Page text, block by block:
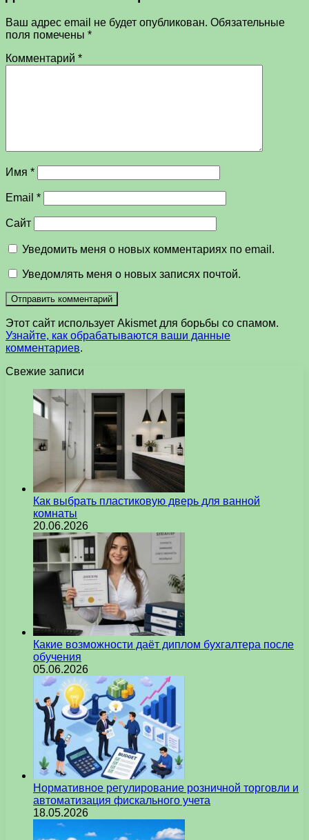
Ваш адрес email не будет опубликован. Обязательные
поля помечены *
Комментарий *
Имя *
Email *
Сайт
Уведомить меня о новых комментариях по email.
Уведомлять меня о новых записях почтой.
Этот сайт использует Akismet для борьбы со спамом.
Узнайте, как обрабатываются ваши данные
комментариев.
Свежие записи
Как выбрать пластиковую дверь для ванной
комнаты
20.06.2026
Какие возможности даёт диплом бухгалтера после
обучения
05.06.2026
Нормативное регулирование розничной торговли и
автоматизация фискального учета
18.05.2026